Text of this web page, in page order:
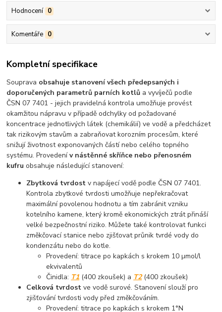
Hodnocení 0
Komentáře 0
Kompletní specifikace
Souprava obsahuje stanovení všech předepsaných i
doporučených parametrů parních kotlů a vyvíječů podle
ČSN 07 7401 - jejich pravidelná kontrola umožňuje provést
okamžitou nápravu v případě odchylky od požadované
koncentrace jednotlivých látek (chemikálií) ve vodě a předcházet
tak rizikovým stavům a zabraňovat korozním procesům, které
snižují životnost exponovaných částí nebo celého topného
systému. Provedenív nástěnné skříňce nebo přenosném
kufru obsahuje následující stanovení:
Zbytková tvrdost v napájecí vodě podle ČSN 07 7401.
Kontrola zbytkové tvrdosti umožňuje nepřekračovat
maximální povolenou hodnotu a tím zabránit vzniku
kotelního kamene, který kromě ekonomických ztrát přináší
velké bezpečnostní riziko. Můžete také kontrolovat funkci
změkčovací stanice nebo zjišťovat průnik tvrdé vody do
kondenzátu nebo do kotle.
Provedení: titrace po kapkách s krokem 10 µmol/l
ekvivalentů
Činidla: T1 (400 zkoušek) a T2(400 zkoušek)
Celková tvrdost ve vodě surové. Stanovení slouží pro
zjišťování tvrdosti vody před změkčováním.
Provedení: titrace po kapkách s krokem 1°N